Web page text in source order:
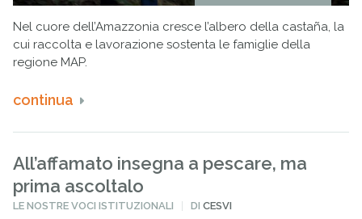
Nel cuore dell’Amazzonia cresce l’albero della castaña, la
cui raccolta e lavorazione sostenta le famiglie della
regione MAP.
continua
All’affamato insegna a pescare, ma
prima ascoltalo
PUBBLICATO
LE NOSTRE VOCI ISTITUZIONALI DICESVI